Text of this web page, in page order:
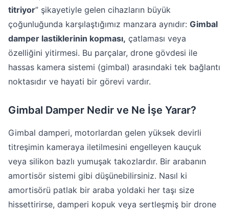
titriyor” şikayetiyle gelen cihazların büyük
çoğunluğunda karşılaştığımız manzara aynıdır: Gimbal
damper lastiklerinin kopması, çatlaması veya
özelliğini yitirmesi. Bu parçalar, drone gövdesi ile
hassas kamera sistemi (gimbal) arasındaki tek bağlantı
noktasıdır ve hayati bir görevi vardır.
Gimbal Damper Nedir ve Ne İşe Yarar?
Gimbal damperi, motorlardan gelen yüksek devirli
titreşimin kameraya iletilmesini engelleyen kauçuk
veya silikon bazlı yumuşak takozlardır. Bir arabanın
amortisör sistemi gibi düşünebilirsiniz. Nasıl ki
amortisörü patlak bir araba yoldaki her taşı size
hissettirirse, damperi kopuk veya sertleşmiş bir drone